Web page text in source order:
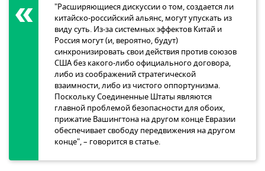
"Расширяющиеся дискуссии о том, создается ли
китайско-российский альянс, могут упускать из
виду суть. Из-за системных эффектов Китай и
Россия могут (и, вероятно, будут)
синхронизировать свои действия против союзов
США без какого-либо официального договора,
либо из соображений стратегической
взаимности, либо из чистого оппортунизма.
Поскольку Соединенные Штаты являются
главной проблемой безопасности для обоих,
прижатие Вашингтона на другом конце Евразии
обеспечивает свободу передвижения на другом
конце", – говорится в статье.